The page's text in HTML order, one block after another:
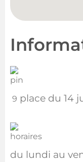
9 place du 14
du lundi au